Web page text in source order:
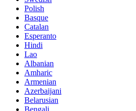
Polish
Basque
Catalan
Esperanto
Hindi
Lao
Albanian
Amharic
Armenian
Azerbaijani
Belarusian
Bengali